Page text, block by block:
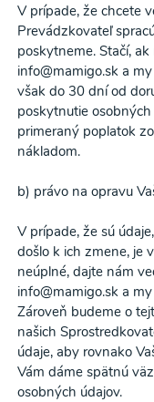
V prípade, že chcete
Prevádzkovateľ
poskytneme. Stačí,
info@mamigo.sk a
však do 30 dní od
poskytnutie
primeraný poplatok
nákladom.
b) právo na opravu
V prípade, že sú
došlo k ich zmene, je
neúplné, dajte nám
info@mamigo.sk a
Zároveň budeme o
našich
údaje, aby rovnako
Vám dáme spätnú
osobných údajov.